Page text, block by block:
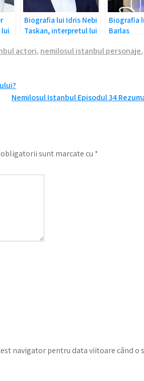
Biografia lui Idris Nebi
Taskan, interpretul lui
Istanbul
Biografia
Barlas
actori, nemilosul istanbul personaje,
Nemilosul Istanbul Episodul 34
sunt marcate cu *
navigator pentru data viitoare când o